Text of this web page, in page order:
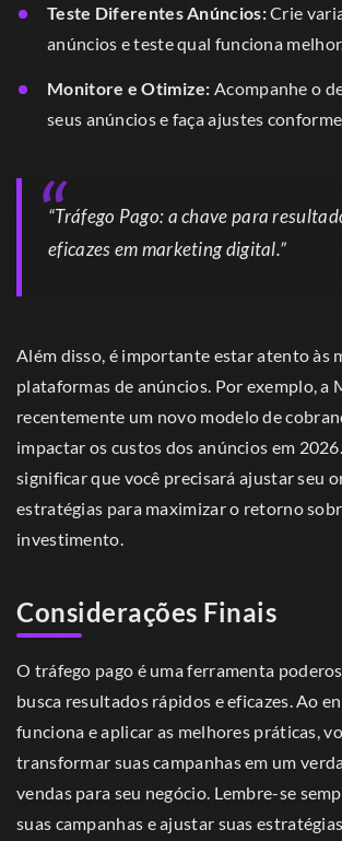
Teste Diferentes Anúncios:Crie
anúncios e teste qual funciona melhor.
Monitore e Otimize: Acompanhe o
seus anúncios e faça ajustes
“Tráfego Pago: a chave para
eficazes em marketing digital.”
Além disso, é importante estar atento às
plataformas de anúncios. Por exemplo, a
recentemente um novo modelo de
impactar os custos dos anúncios em
significar que você precisará ajustar seu
estratégias para maximizar o retorno
investimento.
Considerações Finais
O tráfego pago é uma ferramenta
busca resultados rápidos e eficazes. Ao
funciona e aplicar as melhores práticas,
transformar suas campanhas em um
vendas para seu negócio. Lembre-se
suas campanhas e ajustar suas